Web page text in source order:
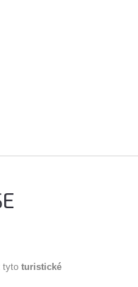
tytoturistické